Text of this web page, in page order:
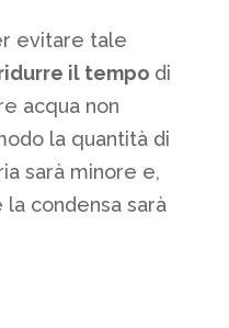
evitare tale
il tempo di
acqua non
la quantità di
sarà minore e,
la condensa sarà